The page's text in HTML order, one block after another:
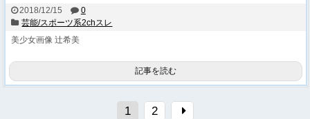
2018/12/15
0
芸能/スポーツ系2chスレ
美少女画像 辻希美
記事を読む
1 2